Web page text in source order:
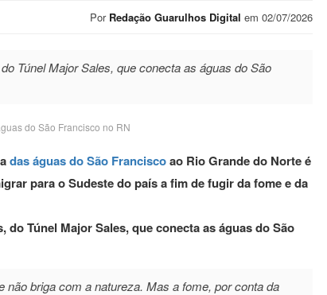
Por Redação Guarulhos Digital em 02/07/2026
Túnel Major Sales, que conecta as águas do São
do São Francisco no RN
das águas do São Franciscoao Rio Grande do Norte é
para o Sudeste do país a fim de fugir da fome e da
Túnel Major Sales, que conecta as águas do São
não briga com a natureza. Mas a fome, por conta da